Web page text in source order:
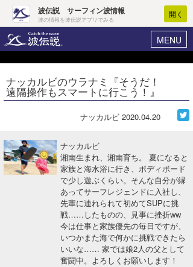
波伝説 サーフィン波情報
波の情報を波伝説アプリでみる
開く
MENU
ヘルプ マイホーム
ログイン
波情報･概況
WAVE HUNTER波予想ツール
サーフィンエリアガイド
会員メニュー
ナッカルビのウラナミ『そうだ！
遠隔操作もスマートに行こう！』
ナッカルビ 2020.04.20
ナッカルビ
湘南生まれ、湘南育ち。 夏になると
家族と海水浴に行き、ボディボード
で少し遊ぶくらい。そんな自分が縁
あってサーフレジェンドに入社し、
先輩に連れられて初めてSUPに挑
戦……したものの、見事に挫折ww
今は仕事と家族優先の毎日ですが、
いつかまた海で何かに挑戦できたら
いいな…… 家では娘2人の父として
奮闘中。よろしくお願いします！
Core Surf Japan
アート＆エンタメ
ショップ情報
ショップ情報